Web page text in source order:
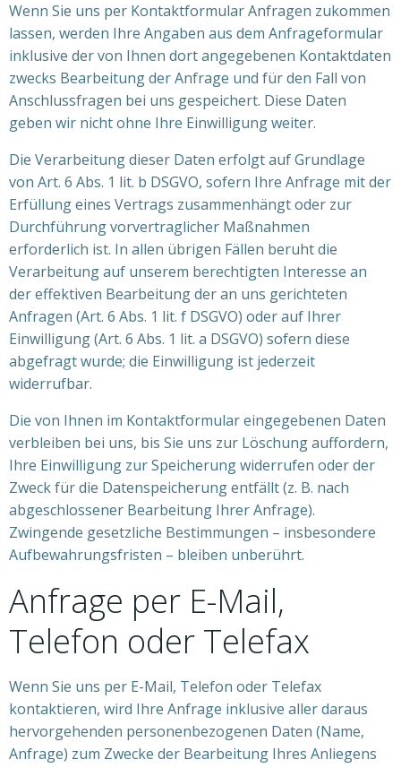
Wenn Sie uns per Kontaktformular Anfragen zukommen
lassen, werden Ihre Angaben aus dem Anfrageformular
inklusive der von Ihnen dort angegebenen Kontaktdaten
zwecks Bearbeitung der Anfrage und für den Fall von
Anschlussfragen bei uns gespeichert. Diese Daten
geben wir nicht ohne Ihre Einwilligung weiter.
Die Verarbeitung dieser Daten erfolgt auf Grundlage
von Art. 6 Abs. 1 lit. b DSGVO, sofern Ihre Anfrage mit der
Erfüllung eines Vertrags zusammenhängt oder zur
Durchführung vorvertraglicher Maßnahmen
erforderlich ist. In allen übrigen Fällen beruht die
Verarbeitung auf unserem berechtigten Interesse an
der effektiven Bearbeitung der an uns gerichteten
Anfragen (Art. 6 Abs. 1 lit. f DSGVO) oder auf Ihrer
Einwilligung (Art. 6 Abs. 1 lit. a DSGVO) sofern diese
abgefragt wurde; die Einwilligung ist jederzeit
widerrufbar.
Die von Ihnen im Kontaktformular eingegebenen Daten
verbleiben bei uns, bis Sie uns zur Löschung auffordern,
Ihre Einwilligung zur Speicherung widerrufen oder der
Zweck für die Datenspeicherung entfällt (z. B. nach
abgeschlossener Bearbeitung Ihrer Anfrage).
Zwingende gesetzliche Bestimmungen – insbesondere
Aufbewahrungsfristen – bleiben unberührt.
Anfrage per E-Mail,
Telefon oder Telefax
Wenn Sie uns per E-Mail, Telefon oder Telefax
kontaktieren, wird Ihre Anfrage inklusive aller daraus
hervorgehenden personenbezogenen Daten (Name,
Anfrage) zum Zwecke der Bearbeitung Ihres Anliegens